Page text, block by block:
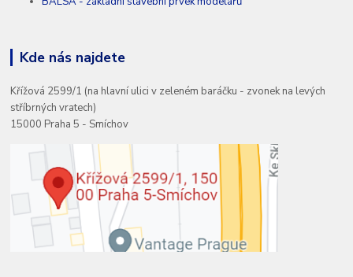
Kde nás najdete
Křížová 2599/1 (na hlavní ulici v zeleném baráčku - zvonek na levých
stříbrných vratech)
15000 Praha 5 - Smíchov